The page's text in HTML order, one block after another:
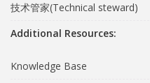
技术管家(Technical steward)
Additional Resources:
Knowledge Base